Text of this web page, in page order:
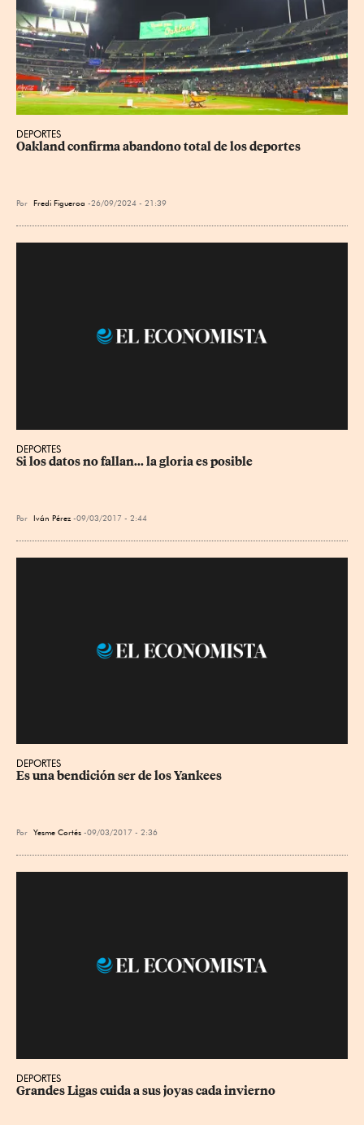
DEPORTES
Oakland confirma abandono total de los deportes
Por Fredi Figueroa 26/09/2024 - 21:39
DEPORTES
Si los datos no fallan... la gloria es posible
Por Iván Pérez 09/03/2017 - 2:44
DEPORTES
Es una bendición ser de los Yankees
Por Yesme Cortés 09/03/2017 - 2:36
DEPORTES
Grandes Ligas cuida a sus joyas cada invierno